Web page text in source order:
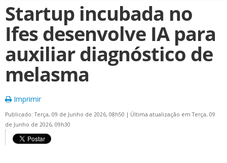
Startup incubada no
Ifes desenvolve IA para
auxiliar diagnóstico de
melasma
Imprimir
Publicado: Terça, 09 de Junho de 2026, 08h50 | Última atualização em Terça, 09
de Junho de 2026, 09h30